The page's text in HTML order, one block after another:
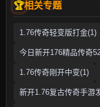
相关专题
1.76传奇轻变版打金(1)
今日新开176精品传奇
1.76传奇刚开中变(1)
新开1.76复古传奇手游